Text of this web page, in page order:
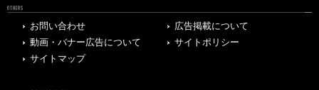
OTHERS
お問い合わせ
広告掲載について
動画・バナー広告について
サイトポリシー
サイトマップ